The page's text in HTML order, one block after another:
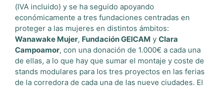
(IVA incluido) y se ha seguido apoyando
económicamente a tres fundaciones centradas en
proteger a las mujeres en distintos ámbitos:
Wanawake Mujer, Fundación GEICAM y Clara
Campoamor, con una donación de 1.000€ a cada una
de ellas, a lo que hay que sumar el montaje y coste de
stands modulares para los tres proyectos en las ferias
de la corredora de cada una de las nueve ciudades. El